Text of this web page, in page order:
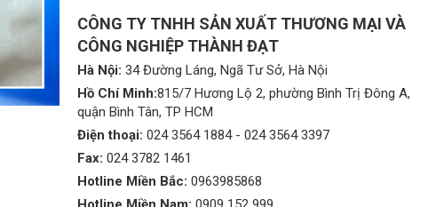
CÔNG TY TNHH SẢN XUẤT THƯƠNG MẠI VÀ
CÔNG NGHIỆP THÀNH ĐẠT
Hà Nội: 34 Đường Láng, Ngã Tư Sở, Hà Nội
Hồ Chí Minh:815/7 Hương Lộ 2, phường Bình Trị Đông A,
quận Bình Tân, TP HCM
Điện thoại: 024 3564 1884- 024 3564 3397
Fax: 024 3782 1461
Hotline Miền Bắc: 0963985868